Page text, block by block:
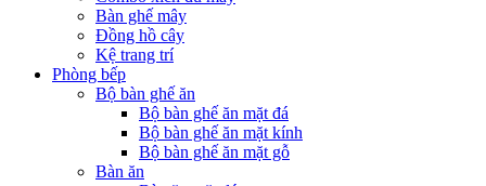
Bàn ghế mây
Đồng hồ cây
Kệ trang trí
Phòng bếp
Bộ bàn ghế ăn
Bộ bàn ghế ăn mặt đá
Bộ bàn ghế ăn mặt kính
Bộ bàn ghế ăn mặt gỗ
Bàn ăn